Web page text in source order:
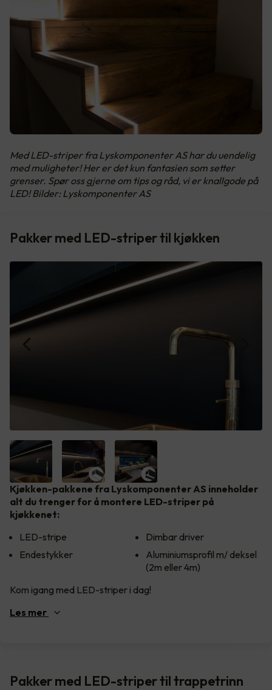
Med LED-striper fra Lyskomponenter AS har du uendelig
med muligheter! Her er det kun fantasien som setter
grenser. Spør oss gjerne om tips og råd, vi er knallgode på
LED! Bilder: Lyskomponenter AS
Pakker med LED-striper til kjøkken
Kjøkken-pakkene fra Lyskomponenter AS inneholder
alt du trenger for å montere LED-striper på
kjøkkenet:
LED-stripe
Endestykker
Dimbar driver
Aluminiumsprofil m/ deksel
(2m eller 4m)
Kom igang med LED-striper i dag!
Les mer
Pakker med LED-striper til trappetrinn